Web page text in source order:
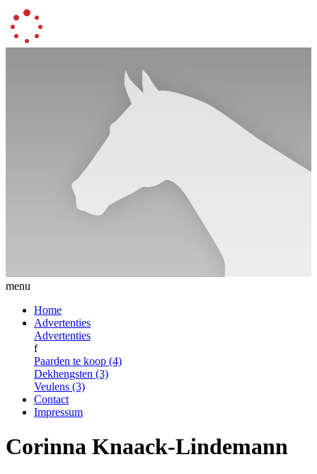
menu
Home
Advertenties
Advertenties
f
Paarden te koop (4)
Dekhengsten (3)
Veulens (3)
Contact
Impressum
Corinna Knaack-Lindemann